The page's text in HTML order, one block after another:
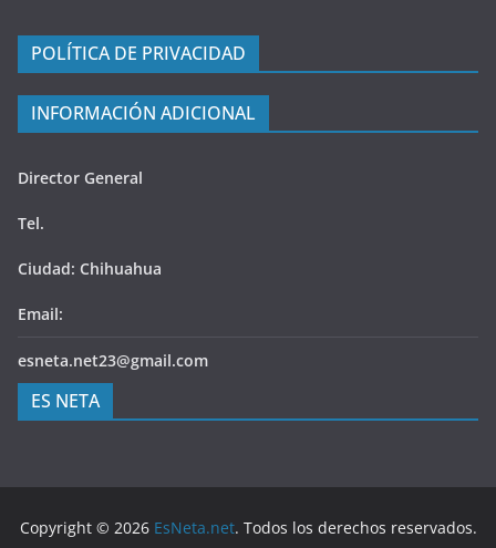
POLÍTICA DE PRIVACIDAD
INFORMACIÓN ADICIONAL
Director General
Tel.
Ciudad: Chihuahua
Email:
esneta.net23@gmail.com
ES NETA
Copyright © 2026 EsNeta.net. Todos los derechos reservados.